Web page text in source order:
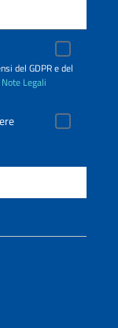
del GDPR e del
Note Legali